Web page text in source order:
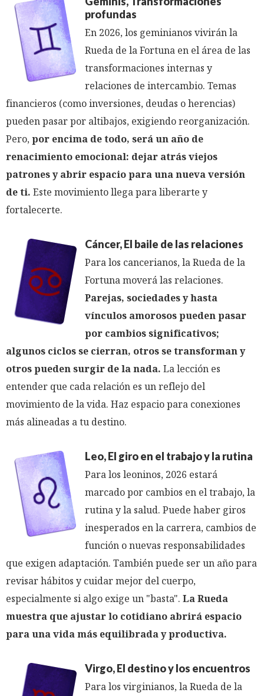
profundas
En 2026, los geminianos vivirán la
Rueda de la Fortuna en el área de las
transformaciones internas y
relaciones de intercambio. Temas
financieros (como inversiones, deudas o herencias)
pueden pasar por altibajos, exigiendo reorganización.
Pero,por encima de todo, será un año de
renacimiento emocional: dejar atrás viejos
patrones y abrir espacio para una nueva versión
de ti. Este movimiento llega para liberarte y
fortalecerte.
Cáncer, El baile de las relaciones
Para los cancerianos, la Rueda de la
Fortuna moverá las relaciones.
Parejas, sociedades y hasta
vínculos amorosos pueden pasar
por cambios significativos;
algunos ciclos se cierran, otros se transforman y
otros pueden surgir de la nada. La lección es
entender que cada relación es un reflejo del
movimiento de la vida. Haz espacio para conexiones
más alineadas a tu destino.
Leo, El giro en el trabajo y la rutina
Para los leoninos, 2026 estará
marcado por cambios en el trabajo, la
rutina y la salud. Puede haber giros
inesperados en la carrera, cambios de
función o nuevas responsabilidades
que exigen adaptación. También puede ser un año para
revisar hábitos y cuidar mejor del cuerpo,
especialmente si algo exige un "basta". La Rueda
muestra que ajustar lo cotidiano abrirá espacio
para una vida más equilibrada y productiva.
Virgo, El destino y los encuentros
Para los virginianos, la Rueda de la